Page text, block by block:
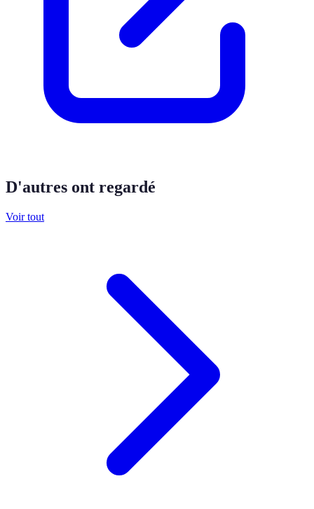
D'autres ont regardé
Voir tout